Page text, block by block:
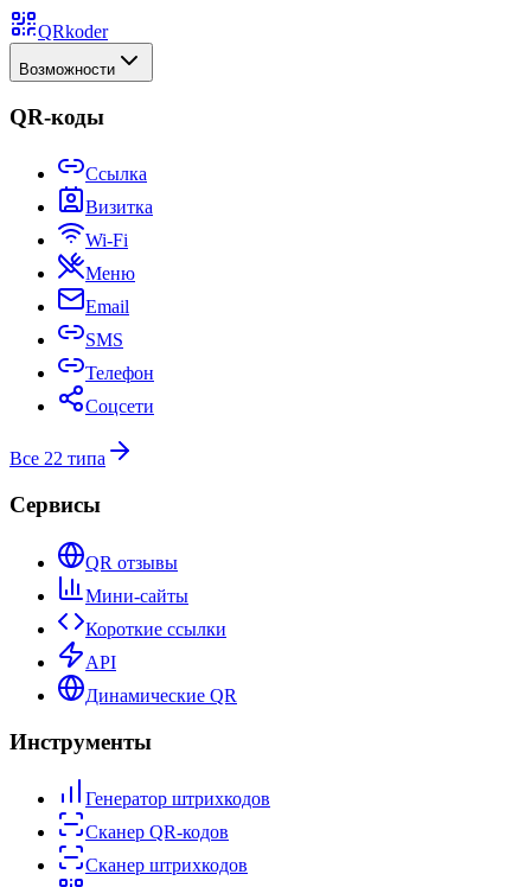
QRkoder
Возможности
QR-коды
Ссылка
Визитка
Wi-Fi
Меню
Email
SMS
Телефон
Соцсети
Все 22 типа
Сервисы
QR отзывы
Мини-сайты
Короткие ссылки
API
Динамические QR
Инструменты
Генератор штрихкодов
Сканер QR-кодов
Сканер штрихкодов